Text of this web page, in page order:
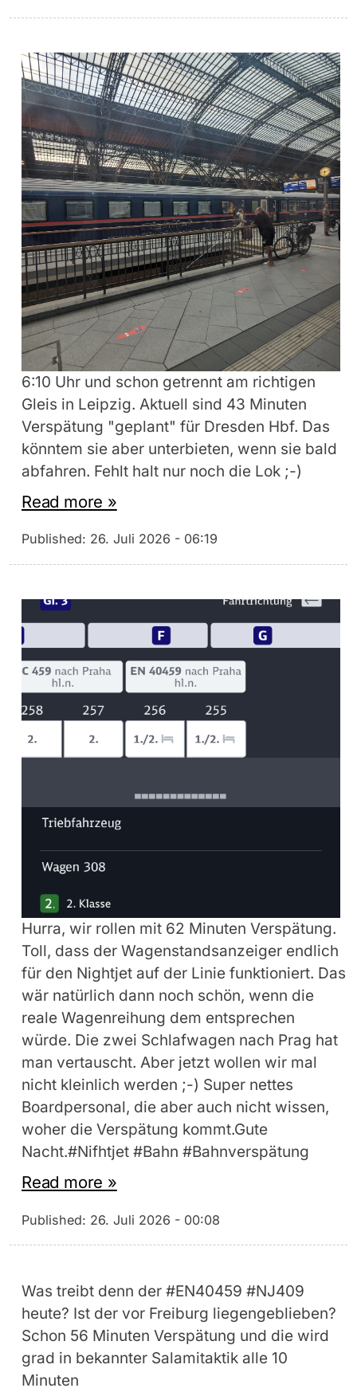
6:10 Uhr und schon getrennt am richtigen
Gleis in Leipzig. Aktuell sind 43 Minuten
Verspätung "geplant" für Dresden Hbf. Das
könntem sie aber unterbieten, wenn sie bald
abfahren. Fehlt halt nur noch die Lok ;-)
Read more »
Published: 26. Juli 2026 - 06:19
Hurra, wir rollen mit 62 Minuten Verspätung.
Toll, dass der Wagenstandsanzeiger endlich
für den Nightjet auf der Linie funktioniert. Das
wär natürlich dann noch schön, wenn die
reale Wagenreihung dem entsprechen
würde. Die zwei Schlafwagen nach Prag hat
man vertauscht. Aber jetzt wollen wir mal
nicht kleinlich werden ;-) Super nettes
Boardpersonal, die aber auch nicht wissen,
woher die Verspätung kommt.Gute
Nacht.#Nifhtjet #Bahn #Bahnverspätung
Read more »
Published: 26. Juli 2026 - 00:08
Was treibt denn der #EN40459 #NJ409
heute? Ist der vor Freiburg liegengeblieben?
Schon 56 Minuten Verspätung und die wird
grad in bekannter Salamitaktik alle 10
Minuten